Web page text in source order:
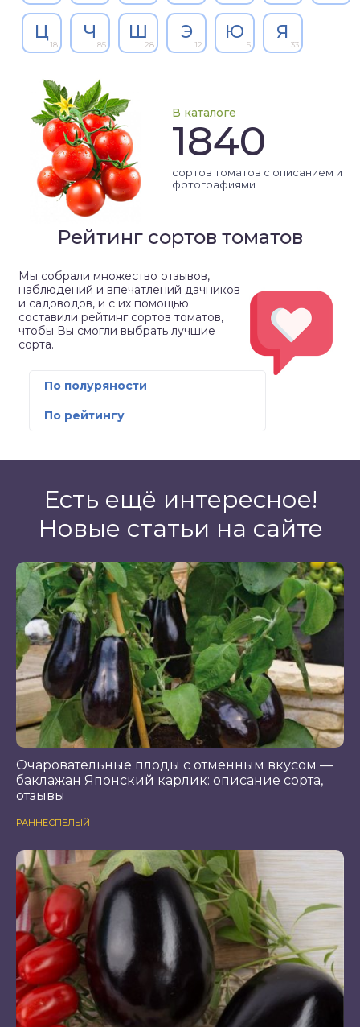
Ц
18
Ч
85
Ш
28
Э
12
Ю
5
Я
33
В каталоге
1840
сортов томатов с описанием и
фотографиями
Рейтинг сортов томатов
Мы собрали множество отзывов,
наблюдений и впечатлений дачников
и садоводов, и с их помощью
составили рейтинг сортов томатов,
чтобы Вы смогли выбрать лучшие
сорта.
По полуряности
По рейтингу
Есть ещё интересное!
Новые статьи на сайте
Очаровательные плоды с отменным вкусом —
баклажан Японский карлик: описание сорта,
отзывы
РАННЕСПЕЛЫЙ